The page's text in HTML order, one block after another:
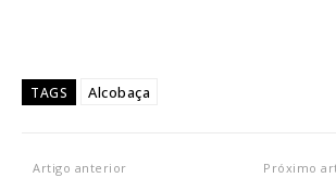
TAGS Alcobaça
Artigo anterior Próximo